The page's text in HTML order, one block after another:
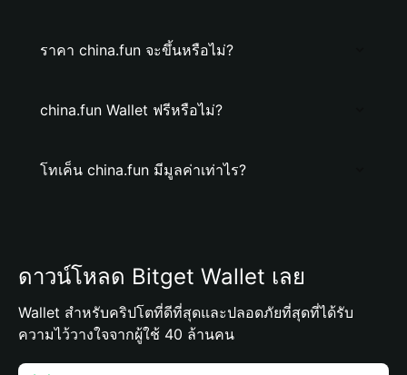
ราคา china.fun จะขึ้นหรือไม่?
china.fun Wallet ฟรีหรือไม่?
โทเค็น china.fun มีมูลค่าเท่าไร?
ดาวน์โหลด Bitget Wallet เลย
Wallet สำหรับคริปโตที่ดีที่สุดและปลอดภัยที่สุดที่ได้รับ
ความไว้วางใจจากผู้ใช้ 40 ล้านคน